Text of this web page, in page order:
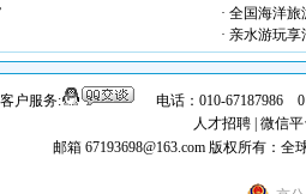
· 全国海洋
· 亲水游玩享
客户服务:
电话：010-67187986
人才招聘 微信
邮箱 67193698@163.com 版权所有：全